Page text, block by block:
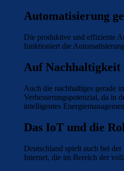
Automatisierung
Die produktive und effiziente
funktioniert die
Auf Nachhaltigkeit
Auch die nachhaltiges gerade
Verbesserungspotenzial, da in
intelligentes
Das IoT und die
Deutschland spielt auch bei
Internet, die im Bereich der